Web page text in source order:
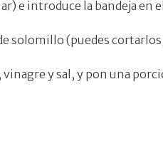
e introduce la bandeja
solomillo (puedes
y sal, y pon una